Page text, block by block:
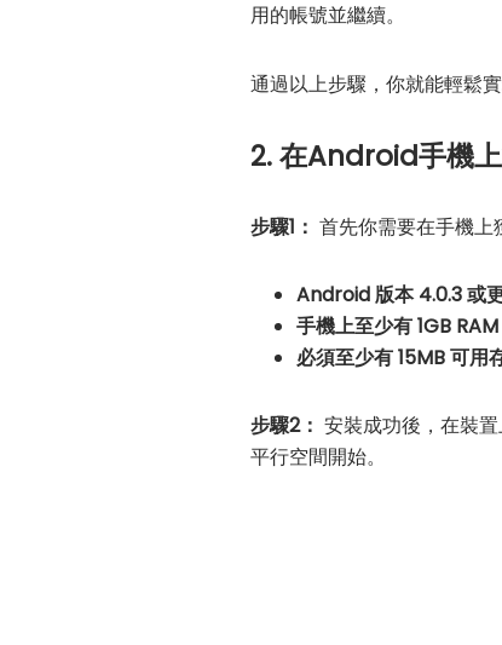
用的帳號並繼續。
通過以上步驟，你就能輕鬆
2. 在Android手機
步驟1： 首先你需要在手機上
Android 版本 4.0.3 或
手機上至少有 1GB
必須至少有 15MB 可用
步驟2： 安裝成功後，在裝
平行空間開始。